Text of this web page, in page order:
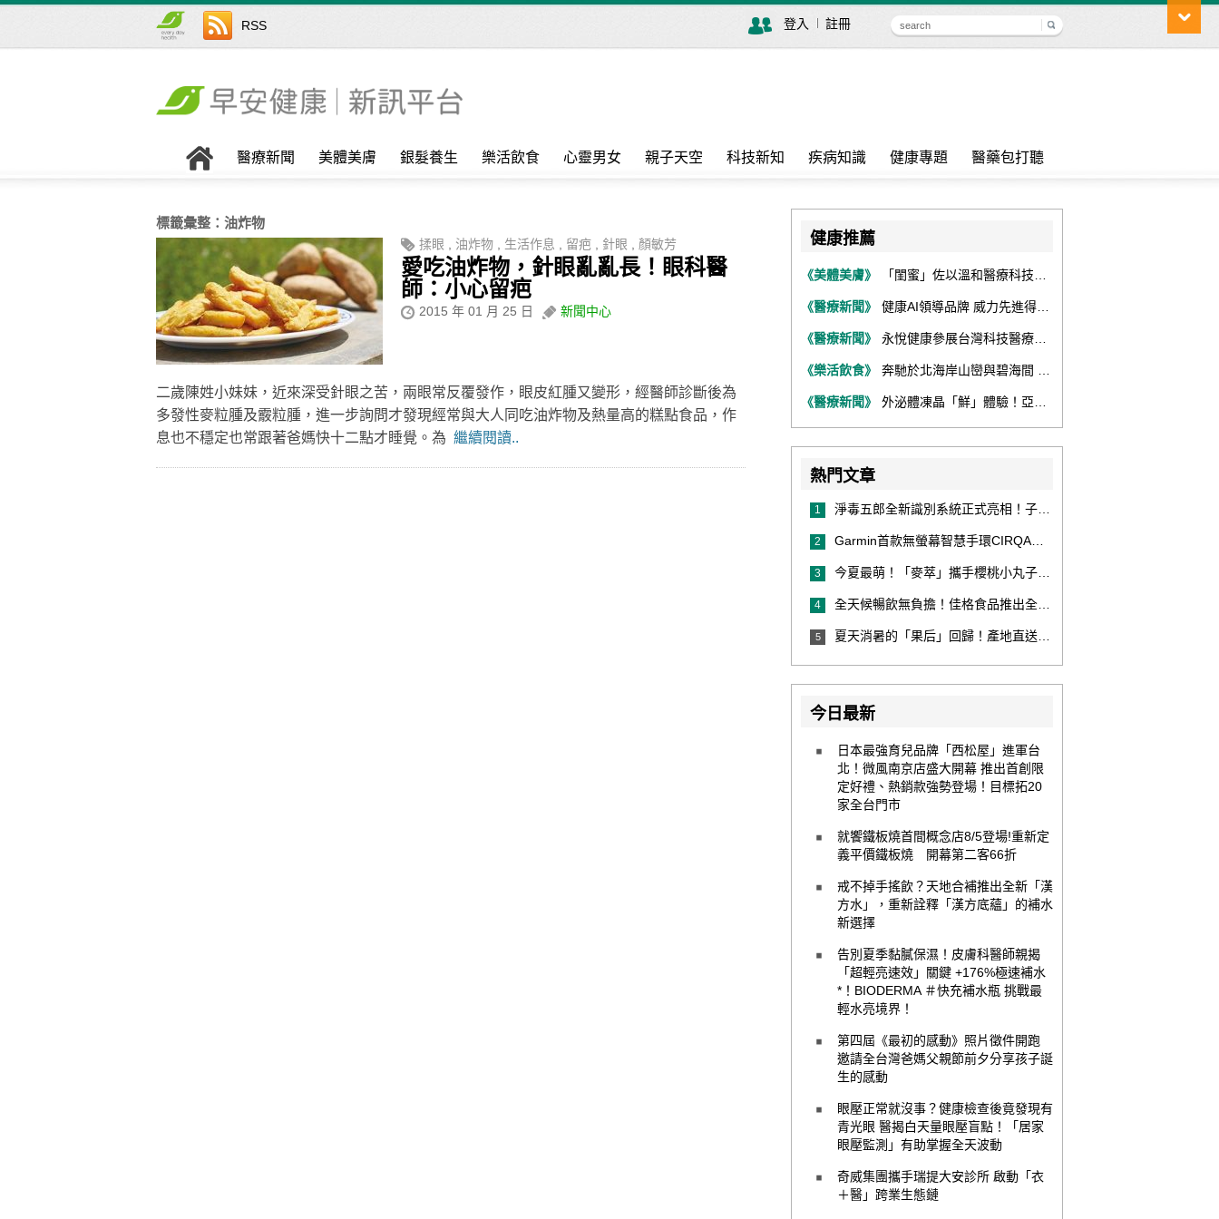
RSS 登入 註冊
醫療新聞 美體美膚 銀髮養生 樂活飲食 心靈男女 親子天空 科技新知 疾病知識 健康專題 醫藥包打聽
標籤彙整： 油炸物
揉眼 油炸物 生活作息 留疤 針眼 顏敏芳
愛吃油炸物，針眼亂亂長！眼科醫
師：小心留疤
2015 年 01 月 25 日 新聞中心
二歲陳姓小妹妹，近來深受針眼之苦，兩眼常反覆發作，眼皮紅腫又變形，經醫師診斷後為
多發性麥粒腫及霰粒腫，進一步詢問才發現經常與大人同吃油炸物及熱量高的糕點食品，作
息也不穩定也常跟著爸媽快十二點才睡覺。為 繼續閱讀..
健康推薦
《美體美膚》 「閨蜜」佐以溫和醫療科技，陪伴女性找回身體舒適與自信
《醫療新聞》 健康AI領導品牌 威力先進得獎不斷 同獲『玉山獎』『金炬獎』最高肯定
《醫療新聞》 永悅健康參展台灣科技醫療展 展現數位健康全場景整合能力
《樂活飲食》 奔馳於北海岸山巒與碧海間 跑出屬於你的生命之光 『2026光境半程馬拉松挑戰賽－升龍道』火熱報名中
《醫療新聞》 外泌體凍晶「鮮」體驗！亞家生技解鎖24個月高活性 專利瓶蓋「秒回溶」超驚艷！醫科展秀「睛」亮神采
熱門文章
1 淨毒五郎全新識別系統正式亮相！子品牌然本再推體香噴霧新產品！
2 Garmin首款無螢幕智慧手環CIRQA登場 專注健康無須訂閱！ 輕量舒適風格百搭 生態系無縫串接 打造全天候零干擾健康與恢復管理新體驗
3 今夏最萌！「麥萃」攜手櫻桃小丸子推納涼限定版，8款超萌浴衣包裝，粉絲必收！還有限量聯名提袋！
4 全天候暢飲無負擔！佳格食品推出全新穀物茶品牌「穀萃」 首發「穀萃 蕎麥國寶茶」無糖、0咖啡因 24小時暖心陪伴
5 夏天消暑的「果后」回歸！產地直送泰國鮮山竹，打造夏日最頂級的天然補給
今日最新
日本最強育兒品牌「西松屋」進軍台
北！微風南京店盛大開幕 推出首創限
定好禮、熱銷款強勢登場！目標拓20
家全台門市
就饗鐵板燒首間概念店8/5登場!重新定
義平價鐵板燒 開幕第二客66折
戒不掉手搖飲？天地合補推出全新「漢
方水」，重新詮釋「漢方底蘊」的補水
新選擇
告別夏季黏膩保濕！皮膚科醫師親揭
「超輕亮速效」關鍵 +176%極速補水
*！BIODERMA ＃快充補水瓶 挑戰最
輕水亮境界！
第四屆《最初的感動》照片徵件開跑
邀請全台灣爸媽父親節前夕分享孩子誕
生的感動
眼壓正常就沒事？健康檢查後竟發現有
青光眼 醫揭白天量眼壓盲點！「居家
眼壓監測」有助掌握全天波動
奇威集團攜手瑞提大安診所 啟動「衣
＋醫」跨業生態鏈